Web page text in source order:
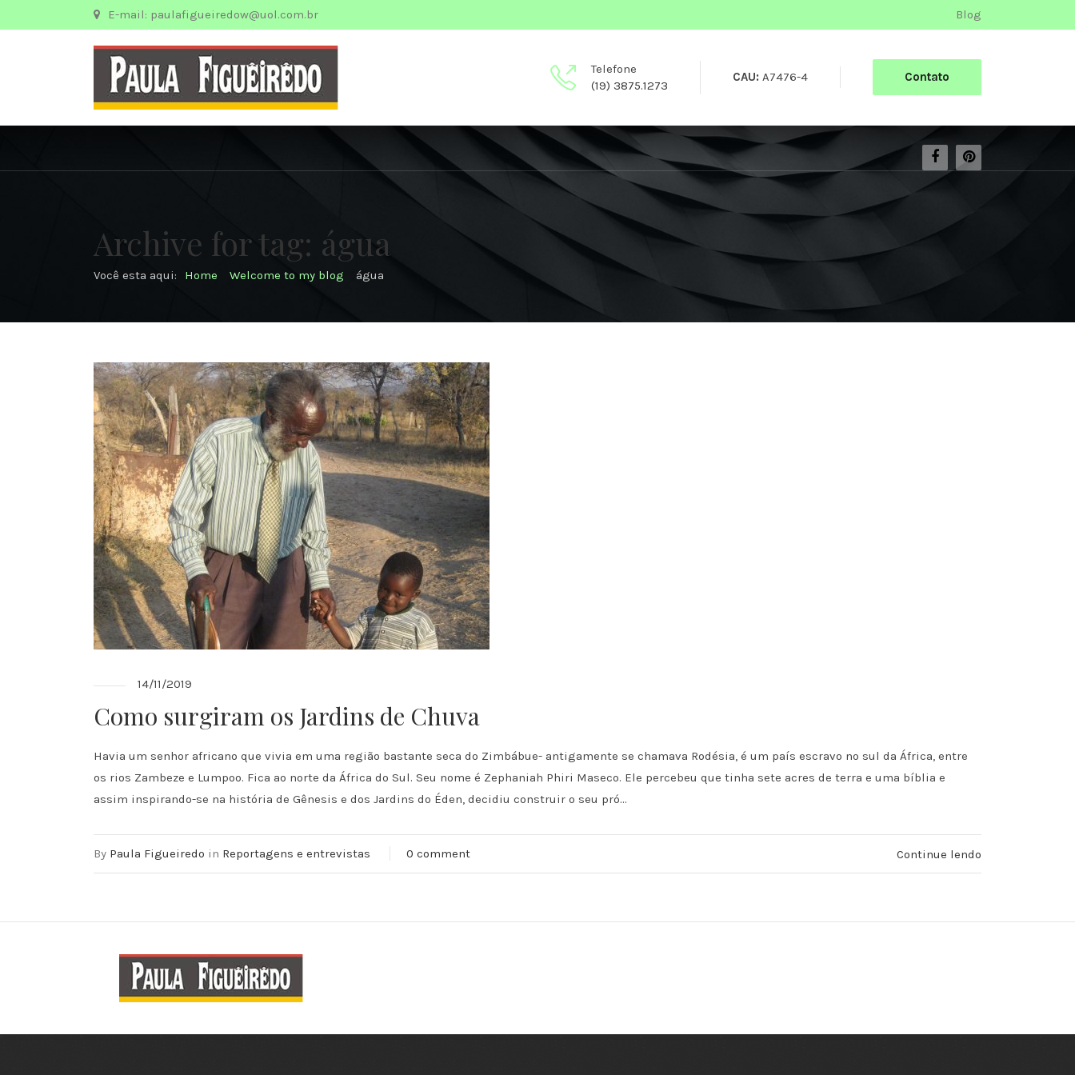
E-mail: paulafigueiredow@uol.com.br Blog
Telefone
(19) 3875.1273
CAU: A7476-4 Contato
Archive for tag: água
Você esta aqui: Home Welcome to my blog água
14/11/2019
Como surgiram os Jardins de Chuva
Havia um senhor africano que vivia em uma região bastante seca do Zimbábue- antigamente se chamava Rodésia, é um país escravo no sul da África, entre
os rios Zambeze e Lumpoo. Fica ao norte da África do Sul. Seu nome é Zephaniah Phiri Maseco. Ele percebeu que tinha sete acres de terra e uma bíblia e
assim inspirando-se na história de Gênesis e dos Jardins do Éden, decidiu construir o seu pró...
Continue lendo
By Paula Figueiredo in Reportagens e entrevistas 0 comment